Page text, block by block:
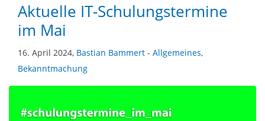
Aktuelle IT-Schulungstermine
im Mai
16. April 2024, Bastian Bammert - Allgemeines,
Bekanntmachung